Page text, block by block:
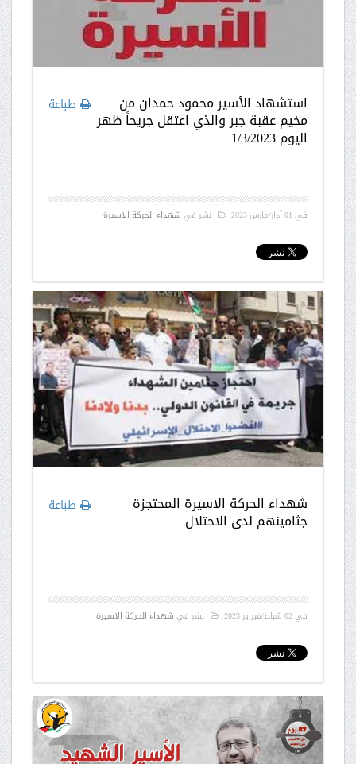
طباعة استشهاد الأسير محمود حمدان من
مخيم عقبة جبر والذي اعتقل جريحاً ظهر
اليوم 1/3/2023
في 01 آذار/مارس 2023 . نشر في شهداء الحركة الاسيرة
طباعة شهداء الحركة الاسيرة المحتجزة
جثامينهم لدى الاحتلال
في02 شباط/فبراير 2023 . نشر في شهداء الحركة الاسيرة